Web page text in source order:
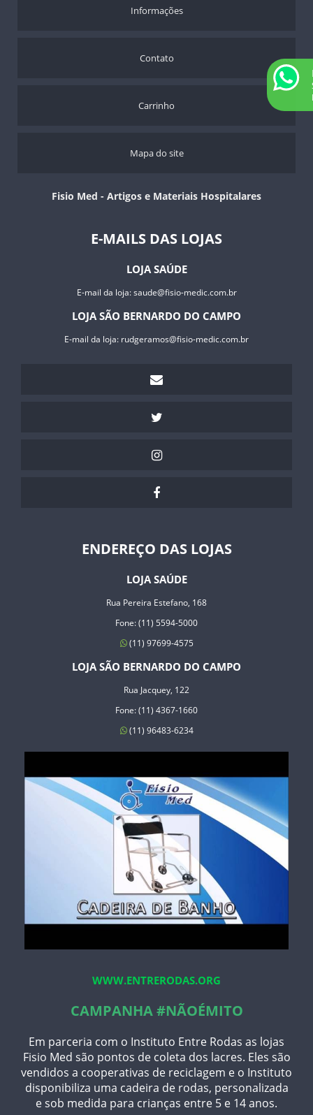
Informações
Contato
Carrinho
Mapa do site
Fisio Med - Artigos e Materiais Hospitalares
E-MAILS DAS LOJAS
LOJA SAÚDE
E-mail da loja:saude@fisio-medic.com.br
LOJA SÃO BERNARDO DO CAMPO
E-mail da loja: rudgeramos@fisio-medic.com.br
ENDEREÇO DAS LOJAS
LOJA SAÚDE
Rua Pereira Estefano, 168
Fone: (11) 5594-5000
(11) 97699-4575
LOJA SÃO BERNARDO DO CAMPO
Rua Jacquey, 122
Fone: (11) 4367-1660
(11) 96483-6234
WWW.ENTRERODAS.ORG
CAMPANHA #NÃOÉMITO
Em parceria com o Instituto Entre Rodas as lojas
Fisio Med são pontos de coleta dos lacres. Eles são
vendidos a cooperativas de reciclagem e o Instituto
disponibiliza uma cadeira de rodas, personalizada
e sob medida para crianças entre 5 e 14 anos.